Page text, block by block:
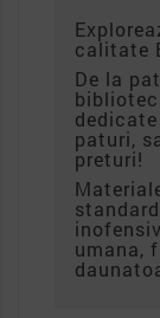
calitate
De la
paturi,
preturi!
umana,